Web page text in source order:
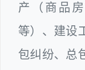
产（商品
等）、建设
包纠纷、总